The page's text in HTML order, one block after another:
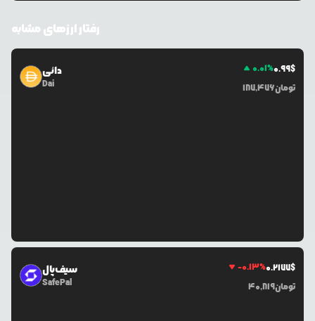
رفتار ارزهای مشابه
دائی
Dai
0.01%0.99$
187,476تومان
سیف‌پال
SafePal
-0.13%0.2177$
40,819تومان